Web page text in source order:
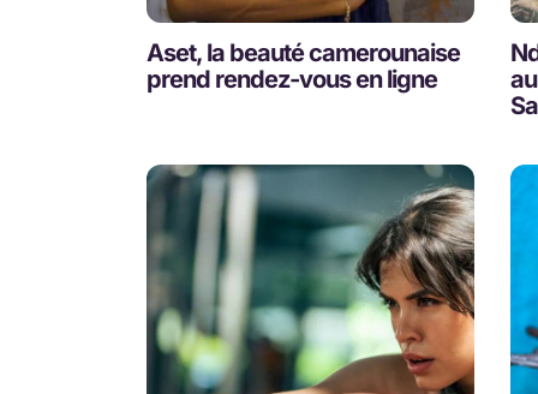
Aset, la beauté camerounaise
prend rendez-vous en ligne